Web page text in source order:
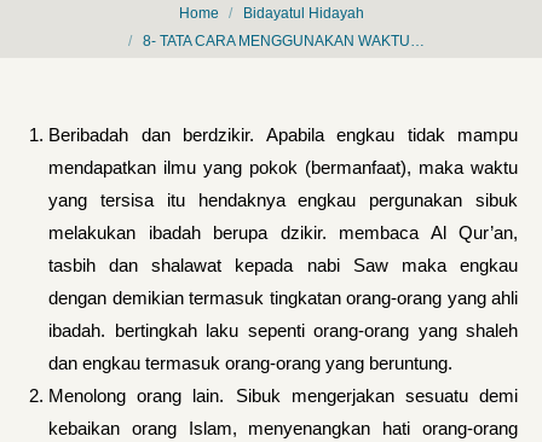
Home
Bidayatul Hidayah
8- TATA CARA MENGGUNAKAN WAKTU…
Beribadah dan berdzikir. Apabila engkau tidak mampu
mendapatkan ilmu yang pokok (bermanfaat), maka waktu
yang tersisa itu hendaknya engkau pergunakan sibuk
melakukan ibadah berupa dzikir. membaca Al Qur’an,
tasbih dan shalawat kepada nabi Saw maka engkau
dengan demikian termasuk tingkatan orang-orang yang ahli
ibadah. bertingkah laku sepenti orang-orang yang shaleh
dan engkau termasuk orang-orang yang beruntung.
Menolong orang lain. Sibuk mengerjakan sesuatu demi
kebaikan orang Islam, menyenangkan hati orang-or­ang